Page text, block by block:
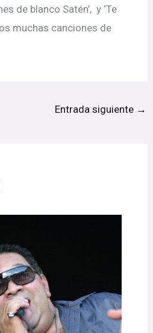
de blanco Satén’, y ‘Te
muchas canciones de
Entrada siguiente →